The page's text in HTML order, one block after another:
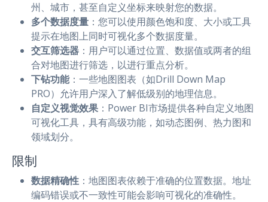
州、城市，甚至自定义坐标来映射您的数据。
多个数据度量 ：您可以使用颜色饱和度、大小或工具
提示在地图上同时可视化多个数据度量。
交互筛选器 ：用户可以通过位置、数据值或两者的组
合对地图进行筛选，以进行重点分析。
下钻功能：一些地图图表（如Drill Down Map
PRO）允许用户深入了解低级别的地理信息。
自定义视觉效果 ：Power BI市场提供各种自定义地图
可视化工具，具有高级功能，如动态图例、热力图和
领域划分。
限制
数据精确性 ：地图图表依赖于准确的位置数据。地址
编码错误或不一致性可能会影响可视化的准确性。